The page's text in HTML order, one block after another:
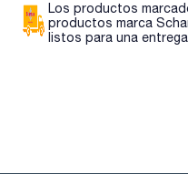
Los productos
productos marca
listos para una